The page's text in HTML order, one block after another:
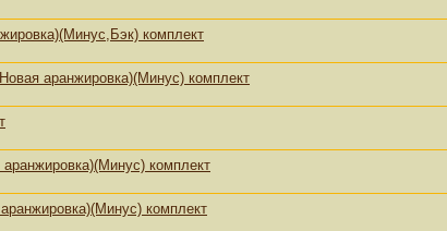
комплект
аранжировка)(Минус) комплект
комплект
комплект